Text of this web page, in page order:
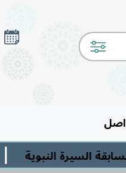
السيرة النبوية
|